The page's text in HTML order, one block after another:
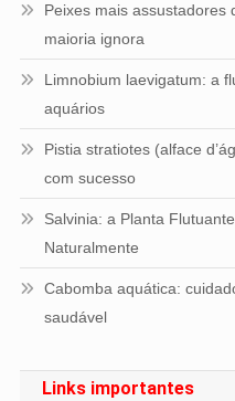
Peixes mais assustadores
maioria ignora
Limnobium laevigatum: a
aquários
Pistia stratiotes (alface
com sucesso
Salvinia: a Planta
Naturalmente
Cabomba aquática:
saudável
Links importantes